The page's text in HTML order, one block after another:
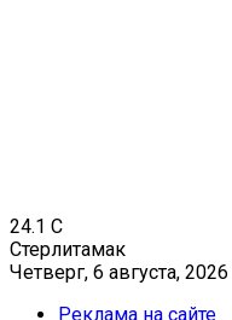
24.1 C
Стерлитамак
Четверг, 6 августа, 2026
Реклама на сайте